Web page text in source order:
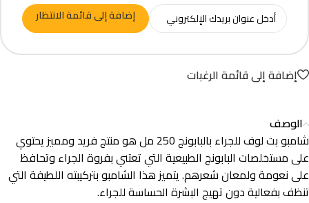
إضافة إلى قائمة الانتظار
إضافة إلى قائمة الرغبات
الوصف
شامبو بت لوف للجراء بالبابونج 250 مل هو منتج فريد ومميز يحتوي
على مستخلصات البابونج الطبيعية التي تعتني بفروة الجراء وتحافظ
على نعومة ولمعان شعرهم. يتميز هذا الشامبو بتركيبته اللطيفة التي
تنظف بفعالية دون تهيج البشرة الحساسة للجراء.